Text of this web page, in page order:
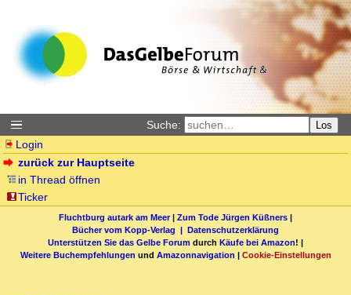
Suche: Los
Login
zurück zur Hauptseite
in Thread öffnen
Ticker
Fluchtburg autark am Meer| Zum Tode Jürgen Küßners |
Bücher vom Kopp-Verlag | Datenschutzerklärung
Unterstützen Sie das Gelbe Forum durch Käufe bei Amazon! |
Weitere Buchempfehlungen und Amazonnavigation | Cookie-Einstellungen